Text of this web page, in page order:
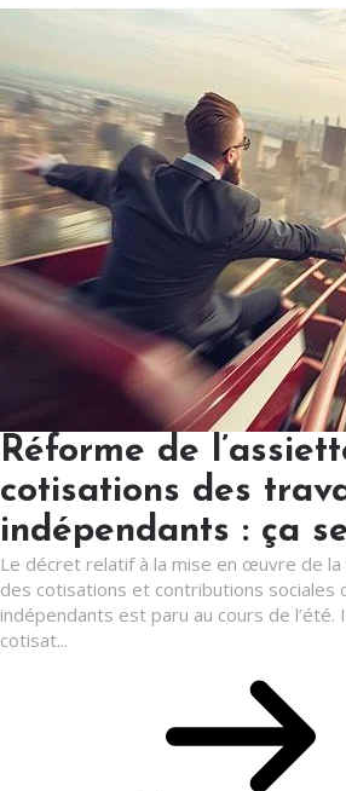
Réforme de
cotisations des
indépendants : ça
Le décret relatif à la mise en œuvre de
des cotisations et contributions sociales
indépendants est paru au cours de
cotisat...